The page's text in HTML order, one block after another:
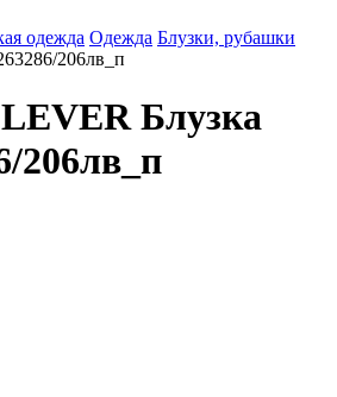
одежда Одежда Блузки, рубашки
206лв_п
Блузка
206лв_п